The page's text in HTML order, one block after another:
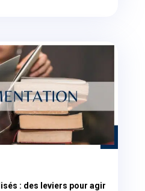
: des leviers pour agir